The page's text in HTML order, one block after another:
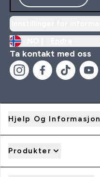
Ta kontakt med oss
Hjelp Og Informasjon
Produkter